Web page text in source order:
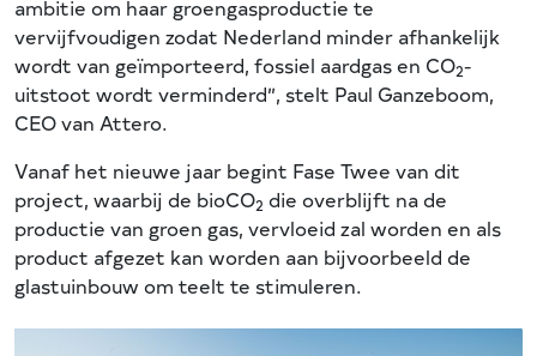
ambitie om haar groengasproductie te
vervijfvoudigen zodat Nederland minder afhankelijk
wordt van geïmporteerd, fossiel aardgas en CO2-
uitstoot wordt verminderd”, stelt Paul Ganzeboom,
CEO van Attero.
Vanaf het nieuwe jaar begint Fase Twee van dit
project, waarbij de bioCO2 die overblijft na de
productie van groen gas, vervloeid zal worden en als
product afgezet kan worden aan bijvoorbeeld de
glastuinbouw om teelt te stimuleren.